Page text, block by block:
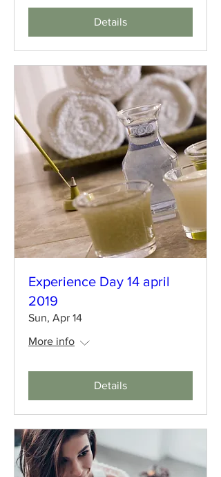
Details
Experience Day 14 april
2019
Sun, Apr 14
More info
Details